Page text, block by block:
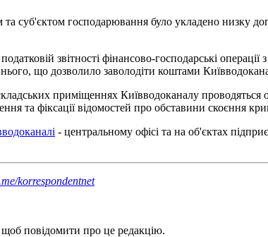
суб'єктом господарювання було укладено низку
звітності фінансово-господарські
що дозволило заволодіти коштами
приміщеннях Київводоканалу
та фіксації відомостей про обставини скоєння
- центральному офісі та на об'єктах
korrespondentnet
щоб повідомити про це редакцію.